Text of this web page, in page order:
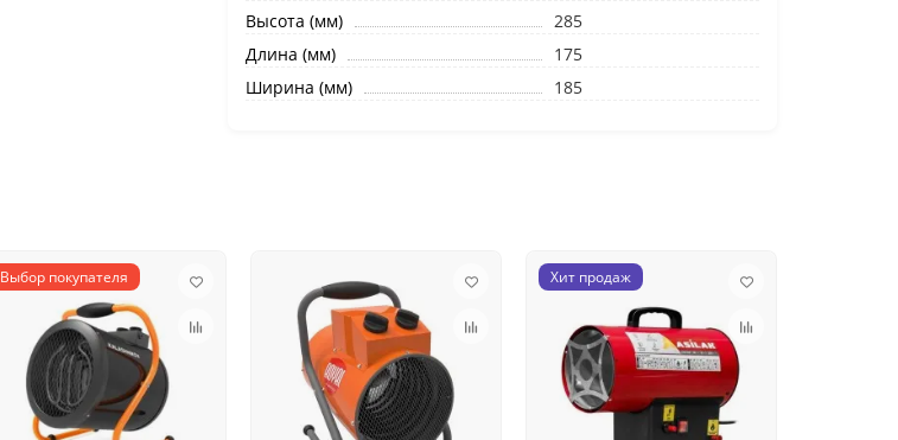
Высота (мм)
285
Длина (мм)
175
Ширина (мм)
185
Выбор покупателя Хит продаж